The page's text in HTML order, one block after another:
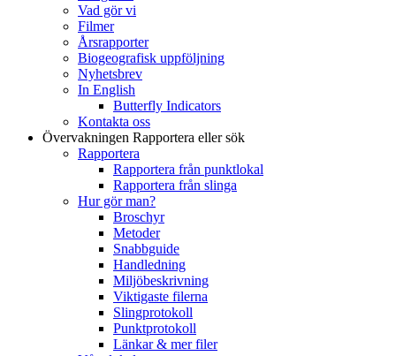
Vad gör vi
Filmer
Årsrapporter
Biogeografisk uppföljning
Nyhetsbrev
In English
Butterfly Indicators
Kontakta oss
Övervakningen Rapportera eller sök
Rapportera
Rapportera från punktlokal
Rapportera från slinga
Hur gör man?
Broschyr
Metoder
Snabbguide
Handledning
Miljöbeskrivning
Viktigaste filerna
Slingprotokoll
Punktprotokoll
Länkar & mer filer